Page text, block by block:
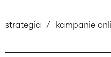
strategia / kampanie